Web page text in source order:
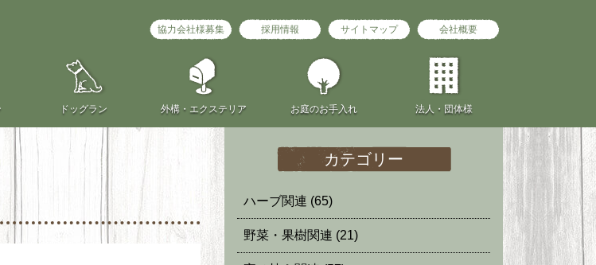
ドッグラン 外構・ エクステリア お庭のお手入れ 法人・団体様
協力会社様募集 採用情報 サイトマップ 会社概要
カテゴリー
ハーブ関連 (65)
野菜・果樹関連 (21)